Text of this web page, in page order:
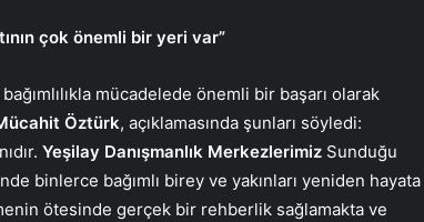
çok önemli bir yeri var”
mücadelede önemli bir başarı olarak
Öztürk, açıklamasında şunları söyledi:
Yeşilay Danışmanlık Merkezlerimiz Sunduğu
binlerce bağımlı birey ve yakınları yeniden hayata
ötesinde gerçek bir rehberlik sağlamakta ve